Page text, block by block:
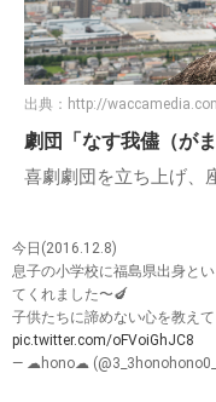
出典： http://
劇団「なす我儘（が
喜劇劇団を立ち上げ、
今日(2016.12.8)
息子の小学校に福島県出身と
てくれました〜🍆
子供たちに諦めない心を教え
pic.twitter.com/oFVoiGhJC8
— ☁︎hono☁︎